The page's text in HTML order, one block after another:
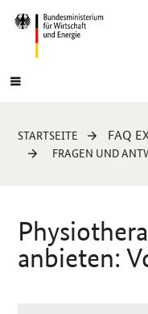
Navigation
Hauptmenü
Sie
sind
STARTSEITE FAQ
FRAGEN UND
anbieten: